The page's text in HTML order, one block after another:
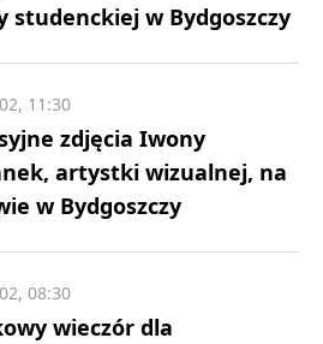
studenckiej w Bydgoszczy
zdjęcia Iwony
artystki wizualnej, na
w Bydgoszczy
11:30
wieczór dla
08:30